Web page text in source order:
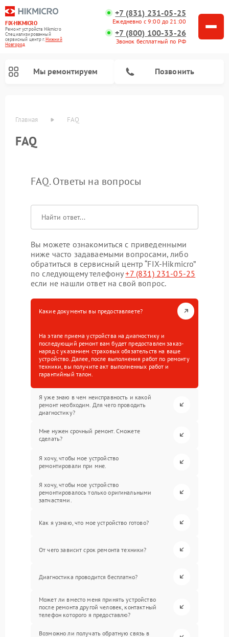
FIX-HIKMICRO
Ремонт устройств Hikmicro
Специализированный
cервисный центр г.Нижний
Новгород
+7 (831) 231-05-25
Ежедневно с 9:00 до 21:00
+7 (800) 100-33-26
Звонок бесплатный по РФ
Мы ремонтируем Позвонить
Главная FAQ
FAQ
FAQ. Ответы на вопросы
Вы можете ознакомиться с приведенными
ниже часто задаваемыми вопросами, либо
обратиться в сервисный центр “FIX-Hikmicro”
по следующему телефону+7 (831) 231-05-25
если не нашли ответ на свой вопрос.
Какие документы вы предоставляете?
На этапе приема устройства на диагностику и
последующий ремонт вам будет предоставлен заказ-
наряд с указанием страховых обязательств на ваше
устройство. Далее, после выполнения работ по ремонту
техники, вы получите акт выполненных работ и
гарантийный талон.
Я уже знаю в чем неисправность и какой
ремонт необходим. Для чего проводить
диагностику?
Мне нужен срочный ремонт. Сможете
сделать?
Я хочу, чтобы мое устройство
ремонтировали при мне.
Я хочу, чтобы мое устройство
ремонтировалось только оригинальными
запчастями.
Как я узнаю, что мое устройство готово?
От чего зависит срок ремонта техники?
Диагностика проводится бесплатно?
Может ли вместо меня принять устройство
после ремонта другой человек, контактный
телефон которого я предоставлю?
Возможно ли получать обратную связь в